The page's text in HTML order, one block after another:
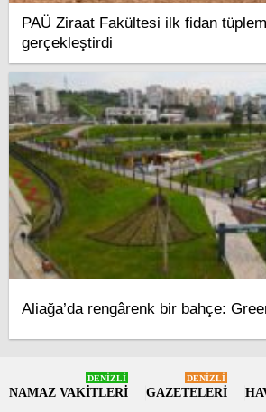
PAÜ Ziraat Fakültesi ilk fidan
gerçekleştirdi
Aliağa’da rengârenk bir bahçe:
NAMAZ VAKİTLERİ
DENİZLİ
GAZETELERİ
DENİZLİ